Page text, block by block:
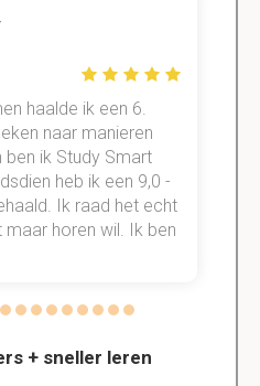
+ sneller leren
haalde ik een 6.
naar manieren
ik Study Smart
heb ik een 9,0 -
Ik raad het echt
maar horen wil. Ik ben